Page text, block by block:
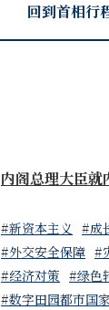
内阁总理大臣就
#新资本主义 #成
#外交安全保障 #
#经济对策 #绿色
#数字田园都市国
回到首相行